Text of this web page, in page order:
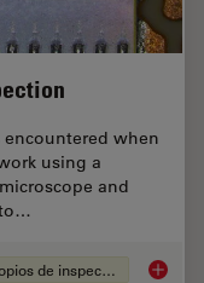
encountered when
using a
and
Microscopios de inspección Top